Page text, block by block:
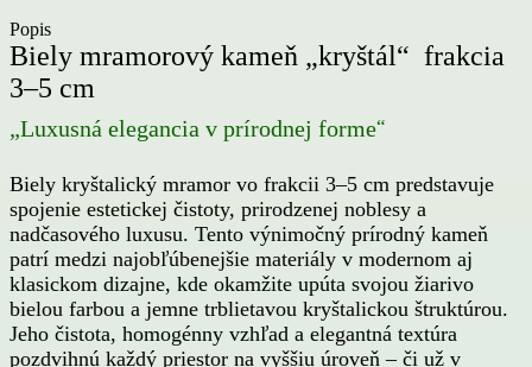
cm
Popis
Biely mramorový kameň „kryštál“ frakcia
3–5 cm
„Luxusná elegancia v prírodnej forme“
Biely kryštalický mramor vo frakcii 3–5 cm predstavuje
spojenie estetickej čistoty, prirodzenej noblesy a
nadčasového luxusu. Tento výnimočný prírodný kameň
patrí medzi najobľúbenejšie materiály v modernom aj
klasickom dizajne, kde okamžite upúta svojou žiarivo
bielou farbou a jemne trblietavou kryštalickou štruktúrou.
Jeho čistota, homogénny vzhľad a elegantná textúra
pozdvihnú každý priestor na vyššiu úroveň – či už v